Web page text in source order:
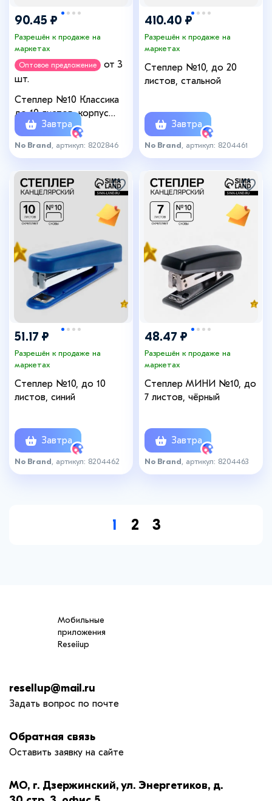
90.45 ₽
Разрешён к продаже на
маркетах
Оптовое предложение
от 3
шт.
Степлер №10 Классика
до 10 листов, корпус
чёрныйЗавтра
No Brand , артикул: 8202846
410.40 ₽
Разрешён к продаже на
маркетах
Степлер №10, до 20
листов, стальной
Завтра
No Brand , артикул: 8204461
51.17 ₽
Разрешён к продаже на
маркетах
Степлер №10, до 10
листов, синий
Завтра
No Brand , артикул: 8204462
48.47 ₽
Разрешён к продаже на
маркетах
Степлер МИНИ №10, до
7 листов, чёрный
Завтра
No Brand , артикул: 8204463
1 2 3
Мобильные
приложения
Reseiiup
resellup@mail.ru
Задать вопрос по почте
Обратная связь
Оставить заявку на сайте
МО, г. Дзержинский, ул. Энергетиков, д.